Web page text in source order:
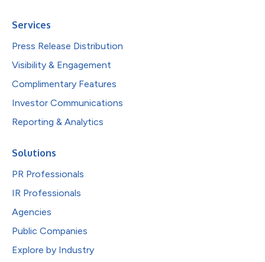
Services
Press Release Distribution
Visibility & Engagement
Complimentary Features
Investor Communications
Reporting & Analytics
Solutions
PR Professionals
IR Professionals
Agencies
Public Companies
Explore by Industry